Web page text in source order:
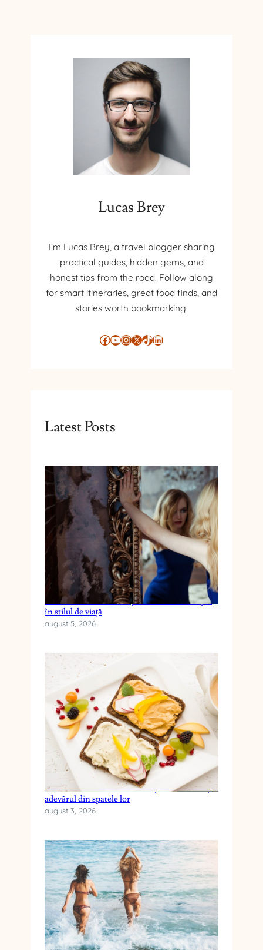
O
M
P
O
A
Ă
Lucas Brey
I’m Lucas Brey, a travel blogger sharing
practical guides, hidden gems, and
honest tips from the road. Follow along
for smart itineraries, great food finds, and
stories worth bookmarking.
Facebook YouTube InstagramX TikTok LinkedIn
Latest Posts
Cum reduci anxietatea prin schimbări simple
în stilul de viață
august 5, 2026
Cele mai frecvente mituri despre dieta keto și
adevărul din spatele lor
august 3, 2026